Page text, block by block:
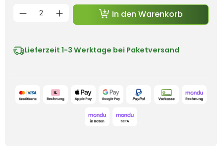
Lieferzeit 1-3 Werktage bei Paketversand
Produkt Anzahl: Gib den
In den Warenkorb